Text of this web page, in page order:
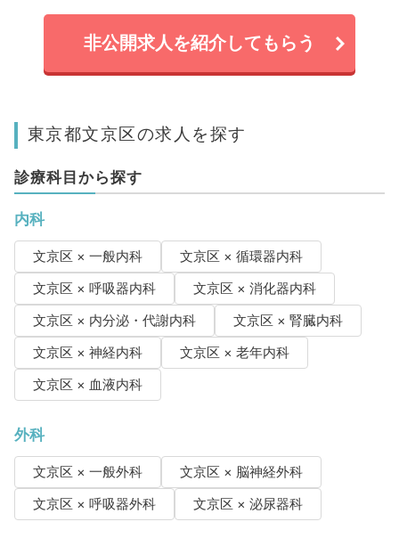
非公開求人を紹介してもらう
東京都文京区の求人を探す
診療科目から探す
内科
文京区 × 一般内科
文京区 × 循環器内科
文京区 × 呼吸器内科
文京区 × 消化器内科
文京区 × 内分泌・代謝内科
文京区 × 腎臓内科
文京区 × 神経内科
文京区 × 老年内科
文京区 × 血液内科
外科
文京区 × 一般外科
文京区 × 脳神経外科
文京区 × 呼吸器外科
文京区 × 泌尿器科